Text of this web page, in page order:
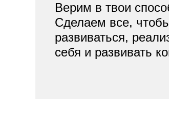
Верим в твои
Сделаем все,
развиваться,
себя и развивать